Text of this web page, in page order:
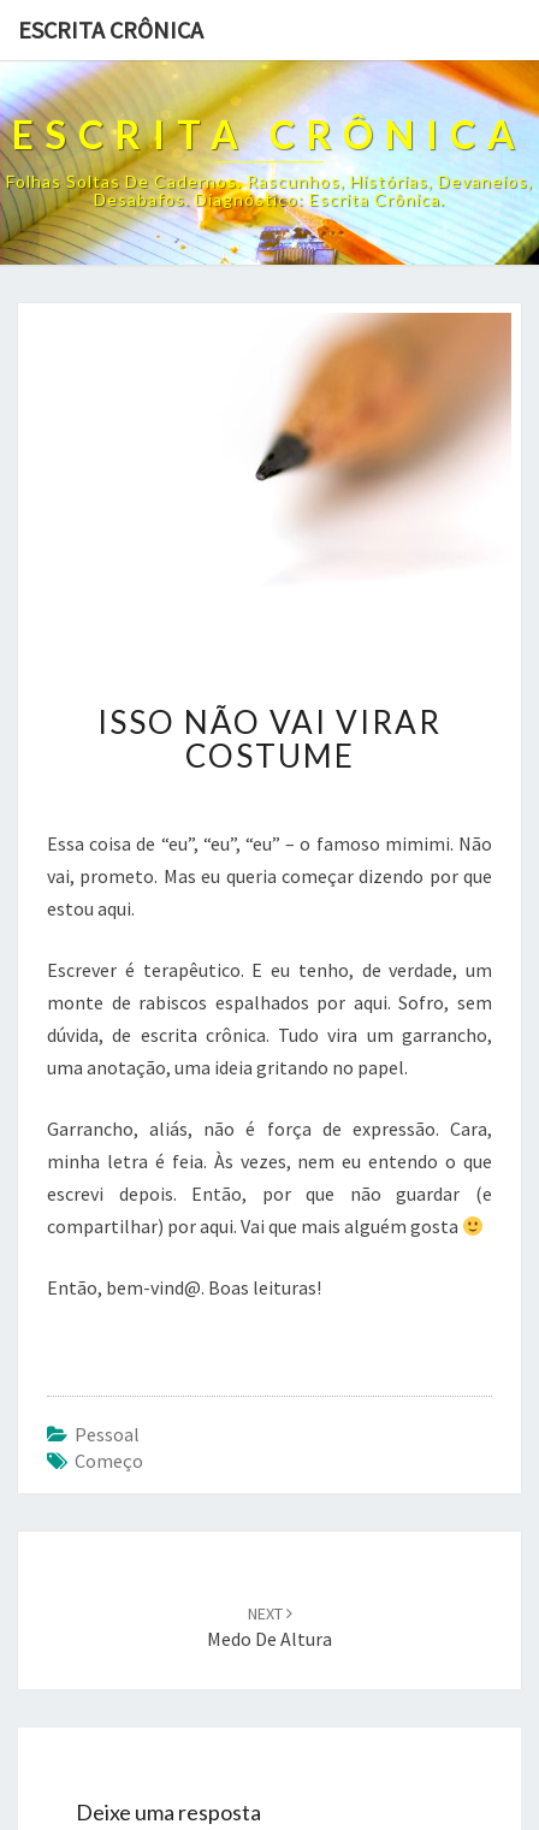
ESCRITA CRÔNICA
ESCRITA CRÔNICA
Folhas Soltas De Cadernos. Rascunhos, Histórias, Devaneios,
Desabafos. Diagnóstico: Escrita Crônica.
S
S
O
O
V
R
A
R
O
T
U
M
ISSO NÃO VAI VIRAR
COSTUME
Essa coisa de “eu”, “eu”, “eu” – o famoso mimimi. Não
vai, prometo. Mas eu queria começar dizendo por que
estou aqui.
Escrever é terapêutico. E eu tenho, de verdade, um
monte de rabiscos espalhados por aqui. Sofro, sem
dúvida, de escrita crônica. Tudo vira um garrancho,
uma anotação, uma ideia gritando no papel.
Garrancho, aliás, não é força de expressão. Cara,
minha letra é feia. Às vezes, nem eu entendo o que
escrevi depois. Então, por que não guardar (e
compartilhar) por aqui. Vai que mais alguém gosta
Então, bem-vind@. Boas leituras!
Pessoal
Começo
NEXT
Medo De Altura
Deixe uma resposta